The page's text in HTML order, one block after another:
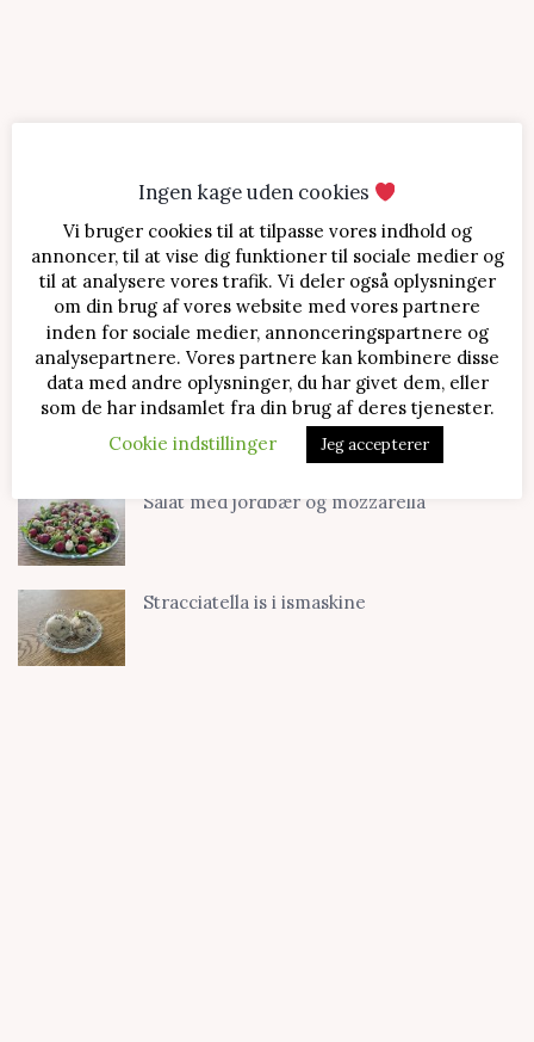
SENESTE OPSKRIFTER
Jordbærtærte med mascarponecreme
Klassisk cheesecake med kirsebær
Salat med jordbær og mozzarella
Stracciatella is i ismaskine
Ingen kage uden cookies
Vi bruger cookies til at tilpasse vores indhold og
annoncer, til at vise dig funktioner til sociale medier og
til at analysere vores trafik. Vi deler også oplysninger
om din brug af vores website med vores partnere
inden for sociale medier, annonceringspartnere og
analysepartnere. Vores partnere kan kombinere disse
data med andre oplysninger, du har givet dem, eller
som de har indsamlet fra din brug af deres tjenester.
Cookie indstillinger
Jeg accepterer